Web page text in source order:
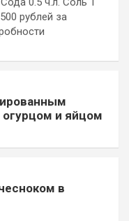
рублей за
и яйцом
в